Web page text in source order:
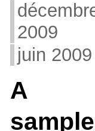
2009
juin 2009
A
sample